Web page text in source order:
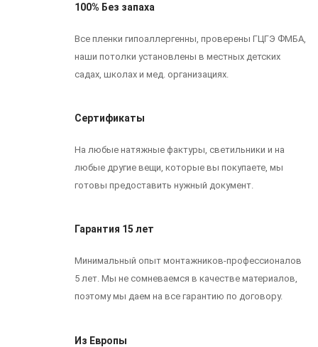
100% Без запаха
Все пленки гипоаллергенны, проверены ГЦГЭ ФМБА,
наши потолки установлены в местных детских
садах, школах и мед. организациях.
Сертификаты
На любые натяжные фактуры, светильники и на
любые другие вещи, которые вы покупаете, мы
готовы предоставить нужный документ.
Гарантия 15 лет
Минимальный опыт монтажников-профессионалов
5 лет. Мы не сомневаемся в качестве материалов,
поэтому мы даем на все гарантию по договору.
Из Европы